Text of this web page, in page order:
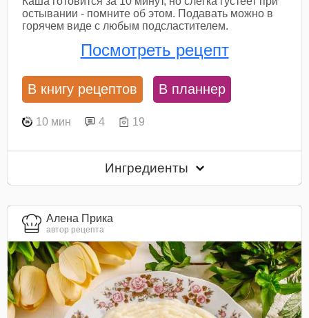
остывании - помните об этом. Подавать можно в
горячем виде с любым подсластителем.
Посмотреть рецепт
В книгу рецептов В планнер
10 мин 4 19
Ингредиенты
Алена Прика
автор рецепта